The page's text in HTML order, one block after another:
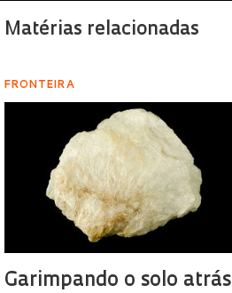
Matérias relacionadas
FRONTEIRA
Garimpando o solo atrás